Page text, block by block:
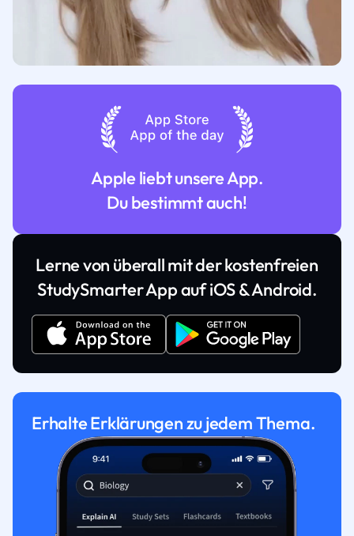
Apple liebt unsere App.
Du bestimmt auch!
Lerne von überall mit der kostenfreien
StudySmarter App auf iOS & Android.
Erhalte Erklärungen zu jedem Thema.